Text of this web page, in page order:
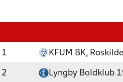
1 KFUM BK, Roskilde
2 Lyngby Boldklub